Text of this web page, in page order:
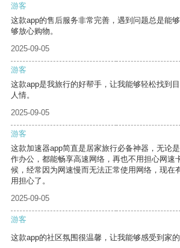
游客
这款app的售后服务非常完善，遇到问题总是能
够放心购物。
2025-09-05
游客
这款app是我旅行的好帮手，让我能够轻松找到
人情。
2025-09-05
游客
这款加速器app简直是居家旅行必备神器，无论
作办公，都能畅享高速网络，再也不用担心网速
候，经常因为网速慢而无法正常使用网络，现在
用担心了。
2025-09-05
游客
这款app的社区氛围很温馨，让我能够感受到家的